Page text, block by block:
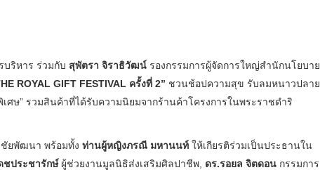
บริหาร ร่วมกับ สุพัตรา จิราธิวัฒน์ รองกรรมการผู้จัดการใหญ่สำนักนโยบาย
ROYAL GIFT FESTIVAL ครั้งที่ 2” ชวนช้อปความสุข รับลมหนาวปลาย
ษ” รวมสินค้าที่ได้รับความนิยมจากร้านค้าโครงการในพระราชดำริ
ยพัฒนา พร้อมทั้ง ท่านผู้หญิงภรณี มหานนท์ ให้เกียรติร่วมเป็นประธานใน
ชประชารักษ์ ผู้ช่วยงานมูลนิธิส่งเสริมศิลปาชีพ, ดร.รอยล จิตดอน กรรมการ